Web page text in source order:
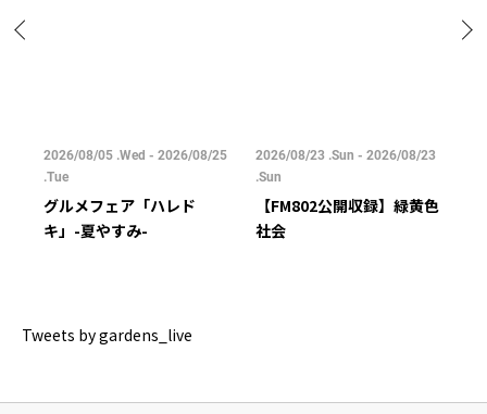
2026/08/05 .Wed - 2026/08/25
.Tue
グルメフェア「ハレド
キ」-夏やすみ-
2026/08/23 .Sun - 2026/08/23
.Sun
【FM802公開収録】緑黄色
社会
Tweets by gardens_live